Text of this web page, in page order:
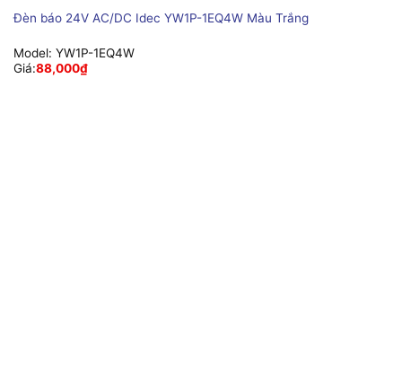
Đèn báo 24V AC/DC Idec YW1P-1EQ4W Màu Trắng
Model: YW1P-1EQ4W
Giá:88,000₫